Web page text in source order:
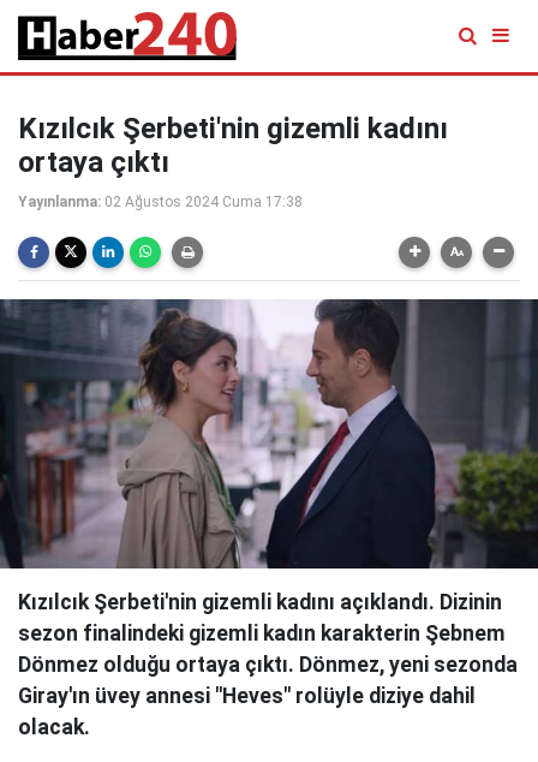
Kızılcık Şerbeti'nin gizemli kadını
ortaya çıktı
Yayınlanma: 02 Ağustos 2024 Cuma 17:38
Kızılcık Şerbeti'nin gizemli kadını açıklandı. Dizinin
sezon finalindeki gizemli kadın karakterin Şebnem
Dönmez olduğu ortaya çıktı. Dönmez, yeni sezonda
Giray'ın üvey annesi "Heves" rolüyle diziye dahil
olacak.